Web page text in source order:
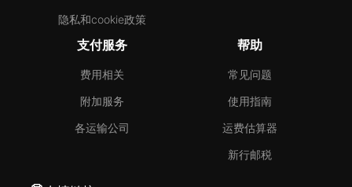
隐私和cookie政策
支付服务
费用相关
附加服务
各运输公司
帮助
常见问题
使用指南
运费估算器
新行邮税